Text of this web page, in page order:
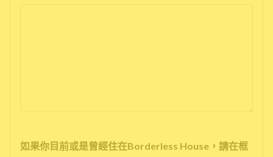
如果你目前或是曾經住在Borderless House，請在框